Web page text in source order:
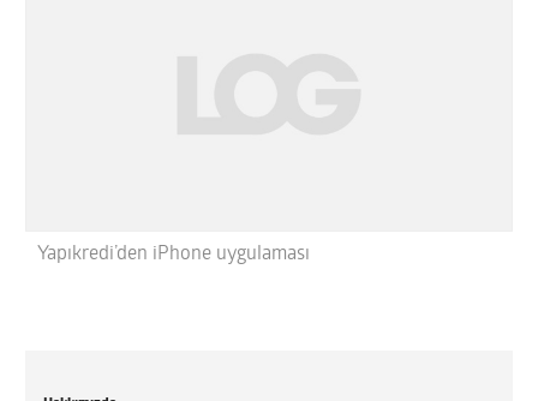
Yapıkredi’den iPhone uygulaması